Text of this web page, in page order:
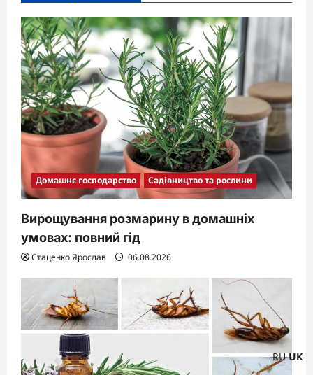
Домашнє господарство Садівництво та рослини
Вирощування розмарину в домашніх
умовах: повний гід
Стаценко Ярослав 06.08.2026
RU UK